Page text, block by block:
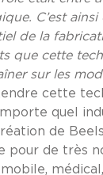
C’est ainsi
de la
que cette
sur les
cette
quel
de
pour de très